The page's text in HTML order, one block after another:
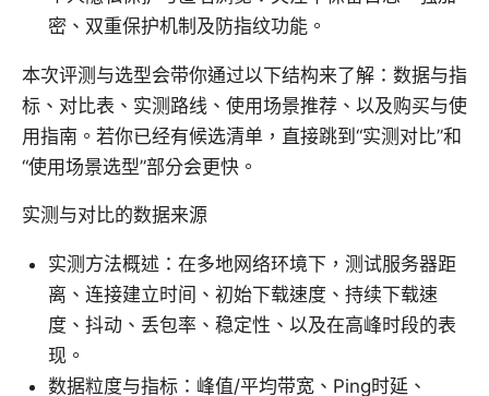
密、双重保护机制及防指纹功能。
本次评测与选型会带你通过以下结构来了解：数据与指
标、对比表、实测路线、使用场景推荐、以及购买与使
用指南。若你已经有候选清单，直接跳到“实测对比”和
“使用场景选型”部分会更快。
实测与对比的数据来源
实测方法概述：在多地网络环境下，测试服务器距
离、连接建立时间、初始下载速度、持续下载速
度、抖动、丢包率、稳定性、以及在高峰时段的表
现。
数据粒度与指标：峰值/平均带宽、Ping时延、